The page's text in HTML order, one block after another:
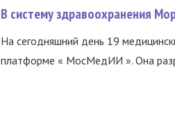
В систему здравоохранения
На сегодняшний день 19
платформе « МосМедИИ ». Она